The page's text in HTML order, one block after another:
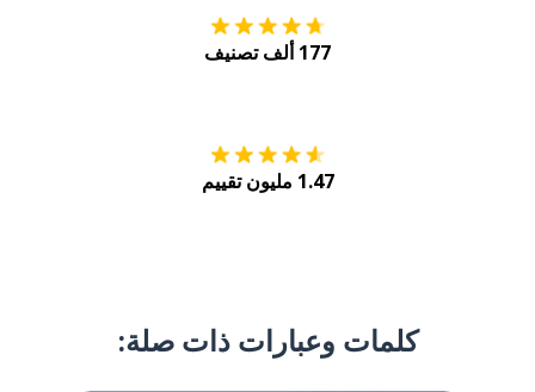
177 ألف تصنيف
1.47 مليون تقييم
كلمات وعبارات ذات صلة: